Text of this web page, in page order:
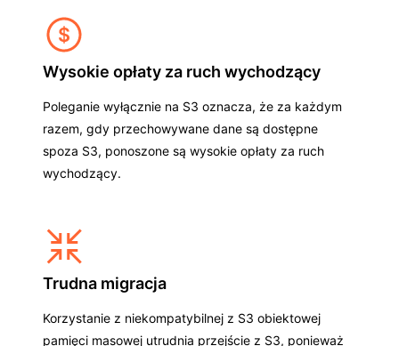
Wysokie opłaty za ruch wychodzący
Poleganie wyłącznie na S3 oznacza, że za każdym
razem, gdy przechowywane dane są dostępne
spoza S3, ponoszone są wysokie opłaty za ruch
wychodzący.
Trudna migracja
Korzystanie z niekompatybilnej z S3 obiektowej
pamięci masowej utrudnia przejście z S3, ponieważ